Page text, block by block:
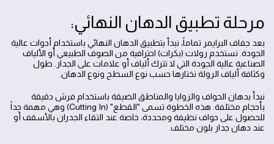
مرحلة تطبيق الدهان النهائي:
بعد جفاف البرايمر تماماً، نبدأ بتطبيق الدهان النهائي باستخدام أدوات عالية
الجودة. نستخدم رولات (بكرات) احترافية من الصوف الطبيعي أو الألياف
الصناعية عالية الجودة التي لا تترك ألياف أو علامات على الجدار. طول
وكثافة ألياف الرولة نختارها حسب نوع السطح ونوع الدهان.
نبدأ بدهان الحواف والزوايا والمناطق الضيقة باستخدام فرش دقيقة
بأحجام مختلفة. هذه الخطوة تسمى "القطع" (Cutting In) وهي مهمة جداً
للحصول على حواف نظيفة ومحددة، خاصة عند التقاء الجدران بالأسقف أو
عند دهان جدار بلون مختلف.